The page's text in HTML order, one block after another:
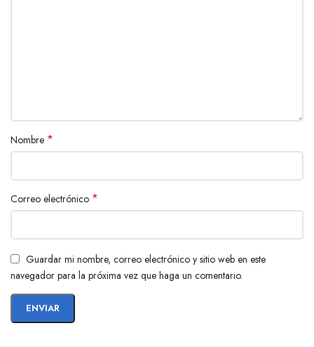
Nombre *
Correo electrónico *
Guardar mi nombre, correo electrónico y sitio web en este
navegador para la próxima vez que haga un comentario.